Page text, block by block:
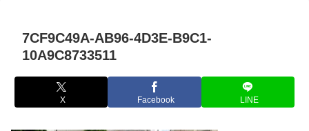
7CF9C49A-AB96-4D3E-B9C1-
10A9C8733511
X Facebook LINE